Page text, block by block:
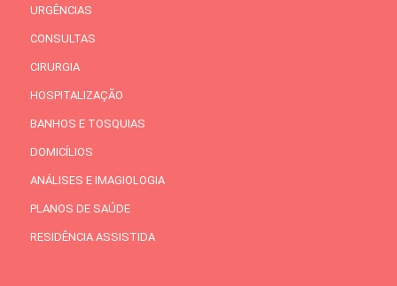
URGÊNCIAS
CONSULTAS
CIRURGIA
HOSPITALIZAÇÃO
BANHOS E TOSQUIAS
DOMICÍLIOS
ANÁLISES E IMAGIOLOGIA
PLANOS DE SAÚDE
RESIDÊNCIA ASSISTIDA